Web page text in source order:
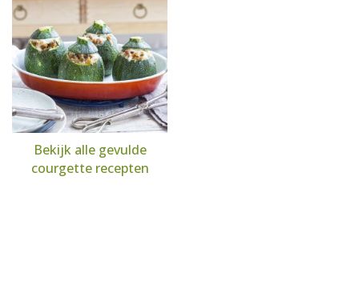
Bekijk alle gevulde
courgette recepten